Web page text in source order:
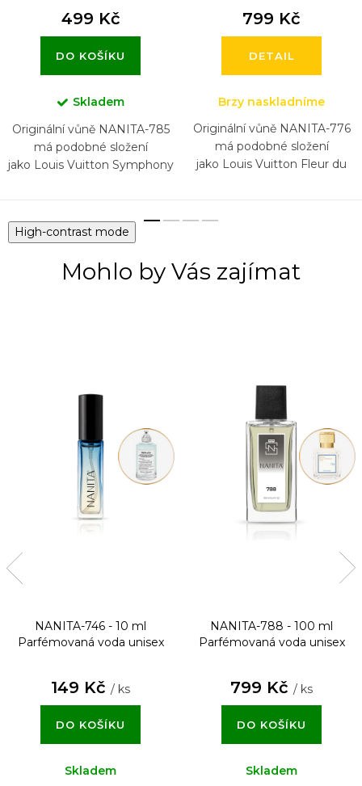
499 Kč
DO KOŠÍKU
Skladem
Originální vůně NANITA-785
má podobné složení
jako Louis Vuitton Symphony
799 Kč
DETAIL
Brzy naskladníme
Originální vůně NANITA-776
má podobné složení
jako Louis Vuitton Fleur du
High-contrast mode
Mohlo by Vás zajímat
NANITA-746 - 10 ml
Parfémovaná voda unisex
149 Kč / ks
DO KOŠÍKU
Skladem
NANITA-788 - 100 ml
Parfémovaná voda unisex
799 Kč / ks
DO KOŠÍKU
Skladem